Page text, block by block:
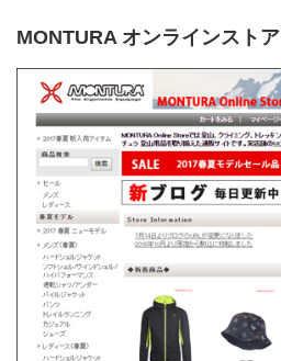
MONTURA オンラインストア